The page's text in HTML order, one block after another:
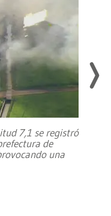
7,1 se registró
de
una